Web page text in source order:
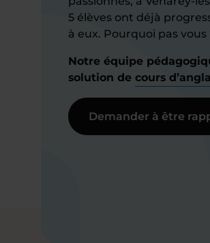
5 élèves ont déjà
à eux. Pourquoi pas vous
Notre équipe
solution de cours
Demander à être